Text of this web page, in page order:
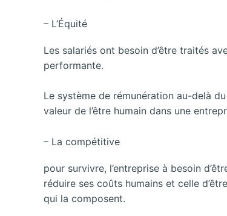
– L’Équité
Les salariés ont besoin d’être traités
performante.
Le système de rémunération au-delà
valeur de l’être humain dans une
– La compétitive
pour survivre, l’entreprise à besoin
réduire ses coûts humains et celle
qui la composent.